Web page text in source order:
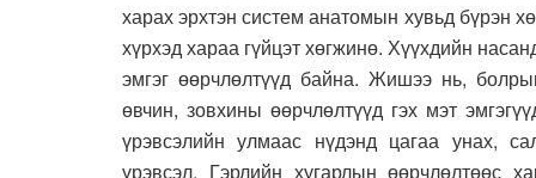
харах эрхтэн систем анатомын хувьд бүрэн
хүрхэд хараа гүйцэт хөгжинө. Хүүхдийн
эмгэг өөрчлөлтүүд байна. Жишээ нь,
өвчин, зовхины өөрчлөлтүүд гэх мэт
үрэвсэлийн улмаас нүдэнд цагаа унах,
үрэвсэл, Гэрлийн хугарлын өөрчлөлтөөс